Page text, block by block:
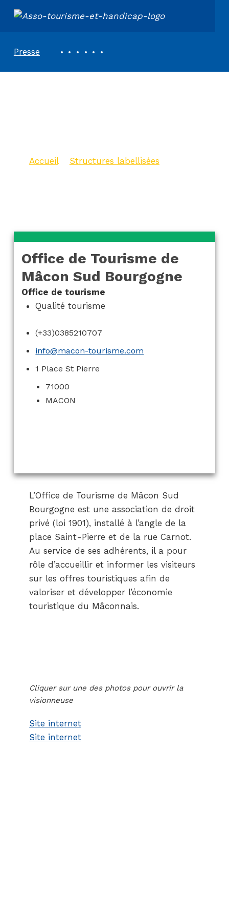
ASSOCIATION TOURISME ET HANDICAPS
Presse
Accueil> Structures labellisées
Office de Tourisme de
Mâcon Sud Bourgogne
Office de tourisme
Qualité tourisme
(+33)0385210707
info@macon-tourisme.com
1 Place St Pierre
71000
MACON
L’Office de Tourisme de Mâcon Sud
Bourgogne est une association de droit
privé (loi 1901), installé à l’angle de la
place Saint-Pierre et de la rue Carnot.
Au service de ses adhérents, il a pour
rôle d’accueillir et informer les visiteurs
sur les offres touristiques afin de
valoriser et développer l’économie
touristique du Mâconnais.
Cliquer sur une des photos pour ouvrir la
visionneuse
Site internet
Site internet